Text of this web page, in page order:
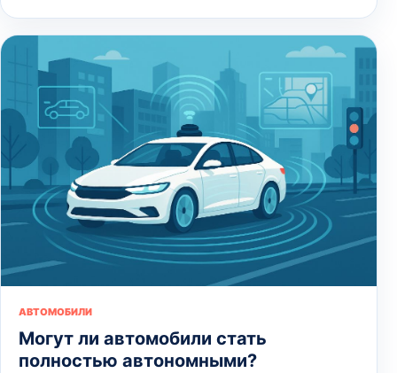
АВТОМОБИЛИ
Могут ли автомобили стать
полностью автономными?